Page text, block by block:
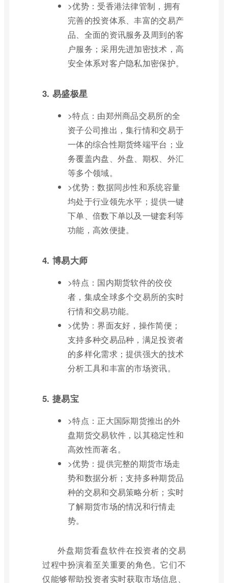
>优势：受香港法律管制，拥有
完善的投资体系、丰富的交易产
品、全面的资讯服务及周到的客
户服务；采用先进加密技术，高
安全体系对客户隐私加密保护。
3. 易盛极星
>特点：由郑州商品交易所的全
资子公司推出，集行情和交易于
一体的综合性期货终端平台；业
务覆盖内盘、外盘、期权、外汇
等多个领域。
>优势：数据同步性和系统容量
均处于行业领先水平；提供一键
下单、倍数下单以及一键套利等
功能，高效便捷。
4. 博易大师
>特点：国内期货软件的佼佼
者，集成全球多个交易所的实时
行情和交易功能。
>优势：界面友好，操作简便；
支持多种交易品种，满足投资者
的多样化需求；提供强大的技术
分析工具和丰富的市场资讯。
5. 捷易宝
>特点：正大国际期货推出的外
盘期货交易软件，以其稳定性和
高效性而著名。
>优势：提供完整的期货市场走
势和数据分析；支持多种期货品
种的交易和交易策略分析；实时
了解期货市场的情况和行情走
势。
外盘期货看盘软件在投资者的交易
过程中扮演着至关重要的角色。它们不
仅能够帮助投资者实时获取市场信息、